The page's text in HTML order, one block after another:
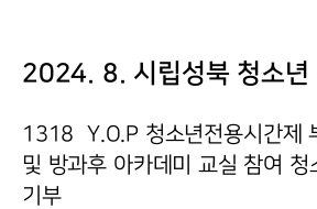
2024. 8. 시립성북 청소년
1318 Y.O.P 청소년전용시간제
및 방과후 아카데미 교실 참여 청
기부